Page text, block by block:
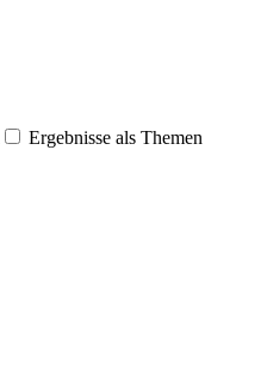
Ergebnisse als Themen